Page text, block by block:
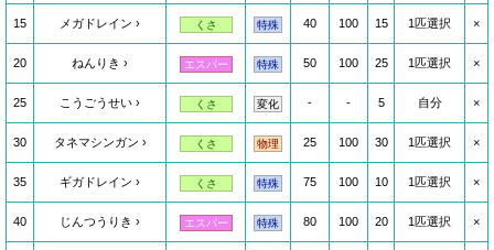
15 メガドレイン くさ 特殊 40 100 15 1匹選択 ×
20 ねんりき エスパー 特殊 50 100 25 1匹選択 ×
25 こうごうせい くさ 変化 - - 5 自分 ×
30 タネマシンガン くさ 物理 25 100 30 1匹選択 ×
35 ギガドレイン くさ 特殊 75 100 10 1匹選択 ×
40 じんつうりき エスパー 特殊 80 100 20 1匹選択 ×